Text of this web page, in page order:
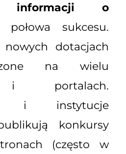
informacji o
sukcesu.
nowych dotacjach
na wielu
i portalach.
i instytucje
konkursy
(często w